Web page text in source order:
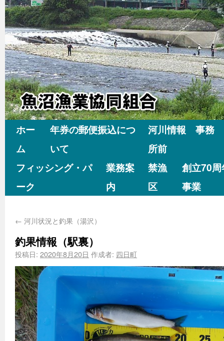
ホー
ム
年券の郵便振込につ
いて
河川情報 事務
所前
フィッシング・パ
ーク
業務案
内
禁漁
区
創立70
事業
← 河川状況と釣果（湯沢）
釣果情報（駅裏）
投稿日: 2020年8月20日 作成者: 四日町